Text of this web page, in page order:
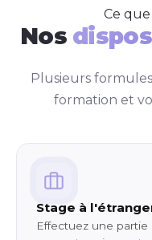
Ce
Nos
Plusieurs
formation et
Stage à
Effectuez une